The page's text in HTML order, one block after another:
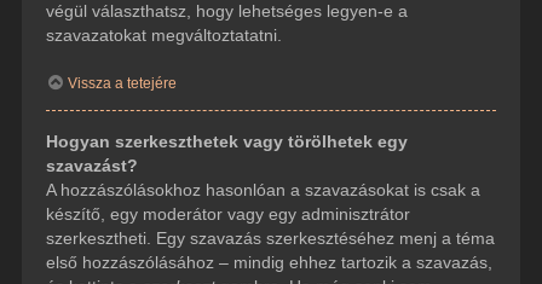
végül választhatsz, hogy lehetséges legyen-e a
szavazatokat megváltoztatatni.
Vissza a tetejére
Hogyan szerkeszthetek vagy törölhetek egy
szavazást?
A hozzászólásokhoz hasonlóan a szavazásokat is csak a
készítő, egy moderátor vagy egy adminisztrátor
szerkesztheti. Egy szavazás szerkesztéséhez menj a téma
első hozzászólásához – mindig ehhez tartozik a szavazás,